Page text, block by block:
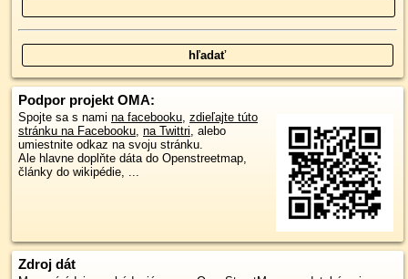
Podpor projekt OMA:
Spojte sa s nami na facebooku zdieľajte túto
stránku na Facebooku na Twittri , alebo
umiestnite odkaz na svoju stránku.
Ale hlavne doplňte dáta do Openstreetmap,
články do wikipédie, ...
Zdroj dát